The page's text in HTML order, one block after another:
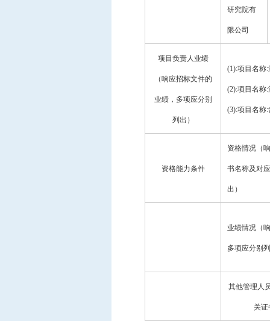
研究院有
限公司
项目负责人业绩
（响应招标文件的
业绩，多项应分别
列出）
(1):项目名称
(2):项目名称
(3):项目名称
资格能力条件
资格情况（
书名称及对
出）
业绩情况（
多项应分别
其他管理人
关